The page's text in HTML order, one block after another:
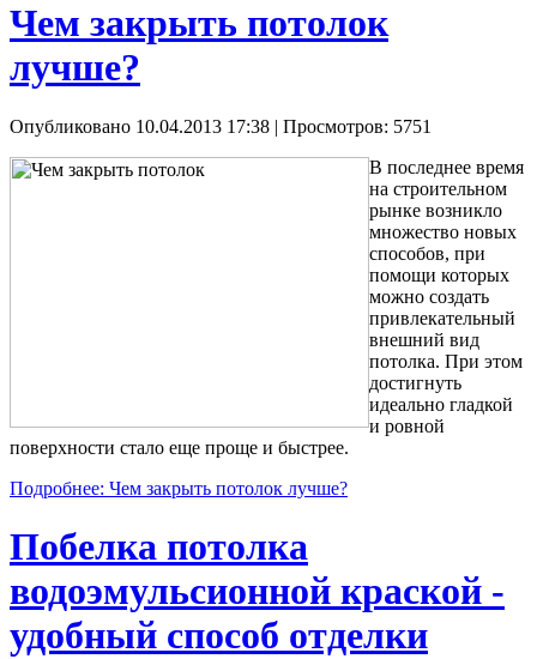
Чем закрыть потолок
лучше?
Опубликовано 10.04.2013 17:38 | Просмотров: 5751
В последнее время
на строительном
рынке возникло
множество новых
способов, при
помощи которых
можно создать
привлекательный
внешний вид
потолка. При этом
достигнуть
идеально гладкой
и ровной
поверхности стало еще проще и быстрее.
Подробнее: Чем закрыть потолок лучше?
Побелка потолка
водоэмульсионной краской -
удобный способ отделки